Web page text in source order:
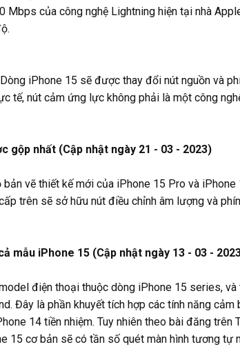
của công nghệ Lightning hiện tại nhà
iPhone 15 sẽ được thay đổi nút nguồn và
tế, nút cảm ứng lực không phải là một công
gộp nhất (Cập nhật ngày 21 - 03 - 2023)
vẽ thiết kế mới của iPhone 15 Pro và iPhone
trên sẽ sở hữu nút điều chỉnh âm lượng và
mẫu iPhone 15 (Cập nhật ngày 13 - 03 -
điện thoại thuộc dòng iPhone 15 series,
Đây là phần khuyết tích hợp các tính năng cảm
14 tiền nhiệm. Tuy nhiên theo bài đăng trên
15 cơ bản sẽ có tần số quét màn hình tương tự